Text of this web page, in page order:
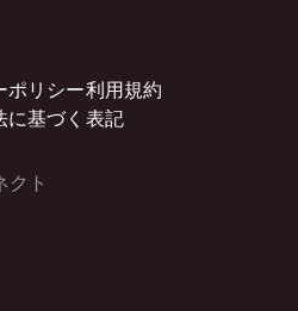
ポリシー利用規約
に基づく表記
クト